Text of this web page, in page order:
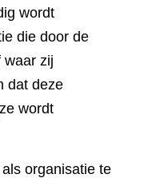
wordt
die door de
waar zij
dat deze
wordt
organisatie te